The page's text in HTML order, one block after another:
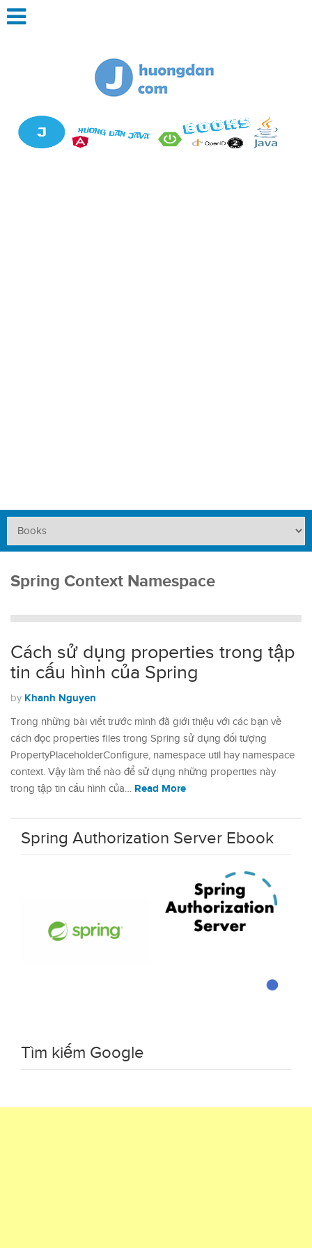
Spring Context Namespace
Cách sử dụng properties trong tập
tin cấu hình của Spring
by Khanh Nguyen
Trong những bài viết trước mình đã giới thiệu với các bạn về
cách đọc properties files trong Spring sử dụng đối tượng
PropertyPlaceholderConfigure, namespace util hay namespace
context. Vậy làm thế nào để sử dụng những properties này
trong tập tin cấu hình của… Read More
Spring Authorization Server Ebook
Tìm kiếm Google